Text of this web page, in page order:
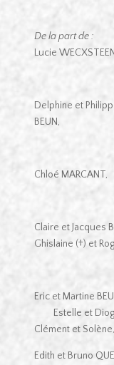
De la part de :
Lucie
Delphine et
BEUN,
Chloé MARCANT,
Claire et Jacques
Ghislaine (†) et
Eric et Martine
Estelle et
Clément et Solène,
Edith et Bruno